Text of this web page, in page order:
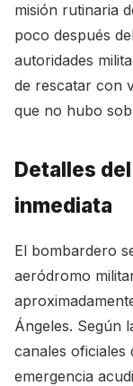
misión rutinaria
poco después
autoridades
de rescatar con
que no hubo
Detalles
inmediata
El bombardero
aeródromo
Ángeles. Según
canales oficiales
emergencia